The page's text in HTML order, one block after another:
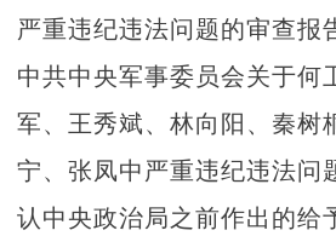
严重违纪违法问题的审查报
中共中央军事委员会关于何
军、王秀斌、林向阳、秦树
宁、张凤中严重违纪违法问
认中央政治局之前作出的给